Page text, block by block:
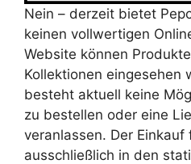
Nein – derzeit bietet
keinen vollwertigen
Website können
Kollektionen eingesehen
besteht aktuell keine
zu bestellen oder eine
veranlassen. Der
ausschließlich in den